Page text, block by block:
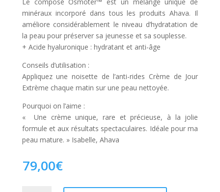
minéraux incorporé dans tous les produits Ahava. Il
améliore considérablement le niveau d’hydratation de
la peau pour préserver sa jeunesse et sa souplesse.
+ Acide hyaluronique : hydratant et anti-âge
Conseils d’utilisation :
Appliquez une noisette de l’anti-rides Crème de Jour
Extrème chaque matin sur une peau nettoyée.
Pourquoi on l’aime :
« Une crème unique, rare et précieuse, à la jolie
formule et aux résultats spectaculaires. Idéale pour ma
peau mature. » Isabelle, Ahava
79,00€